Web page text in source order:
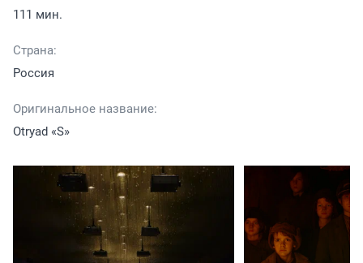
111 мин.
Страна:
Россия
Оригинальное название:
Otryad «S»